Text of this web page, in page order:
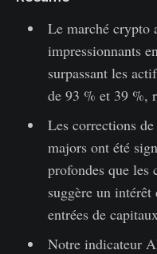
Le marché crypto
impressionnants
surpassant les
de 93 % et 39 %,
Les corrections
majors ont été
profondes que les
suggère un intérêt
entrées de
Notre indicateur